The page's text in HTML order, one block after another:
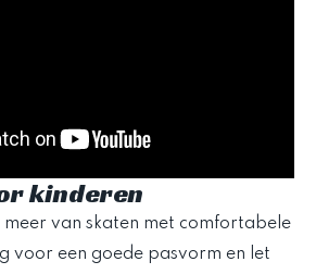
kinderen
meer van skaten met comfortabele
voor een goede pasvorm en let